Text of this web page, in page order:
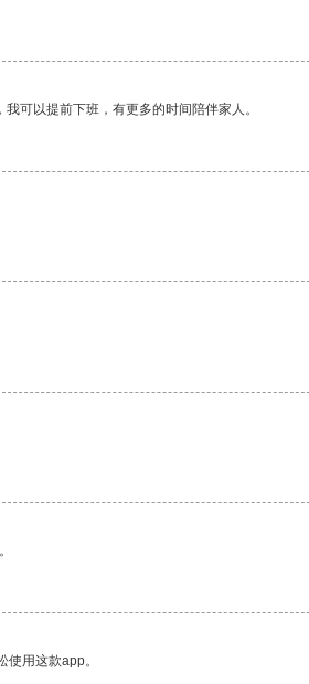
可以提前下班，有更多的时间陪伴家人。
用这款app。